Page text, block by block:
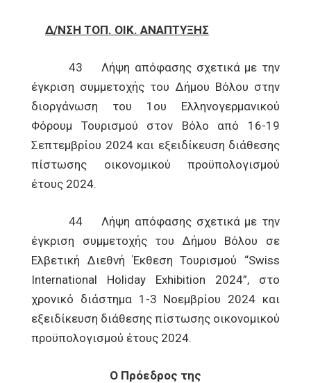
Δ/ΝΣΗ ΤΟΠ. ΟΙΚ. ΑΝΑΠΤΥΞΗΣ
43 Λήψη απόφασης σχετικά με την
έγκριση συμμετοχής του Δήμου Βόλου στην
διοργάνωση του 1ου Ελληνογερμανικού
Φόρουμ Τουρισμού στον Βόλο από 16-19
Σεπτεμβρίου 2024 και εξειδίκευση διάθεσης
πίστωσης οικονομικού προϋπολογισμού
έτους 2024.
44 Λήψη απόφασης σχετικά με την
έγκριση συμμετοχής του Δήμου Βόλου σε
Ελβετική Διεθνή Έκθεση Τουρισμού “Swiss
International Holiday Exhibition 2024”, στο
χρονικό διάστημα 1-3 Νοεμβρίου 2024 και
εξειδίκευση διάθεσης πίστωσης οικονομικού
προϋπολογισμού έτους 2024.
Ο Πρόεδρος της